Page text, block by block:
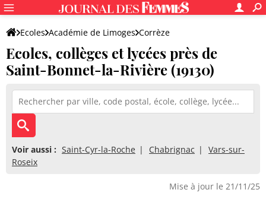
Ecoles Académie de Limoges Corrèze
Ecoles, collèges et lycées près de
Saint-Bonnet-la-Rivière (19130)
Voir aussi : Saint-Cyr-la-Roche Chabrignac
Vars-sur-
Roseix
Mise à jour le 21/11/25